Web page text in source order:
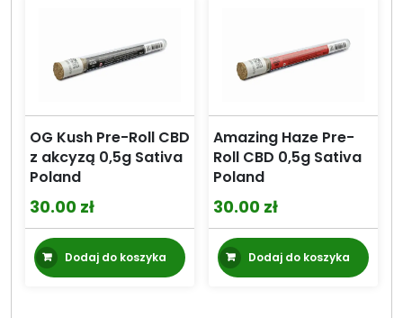
wybrać
produktu
OG Kush Pre-Roll CBD
z akcyzą 0,5g Sativa
Poland
30.00 zł
Dodaj do koszyka
Amazing Haze Pre-
Roll CBD 0,5g Sativa
Poland
30.00 zł
Dodaj do koszyka